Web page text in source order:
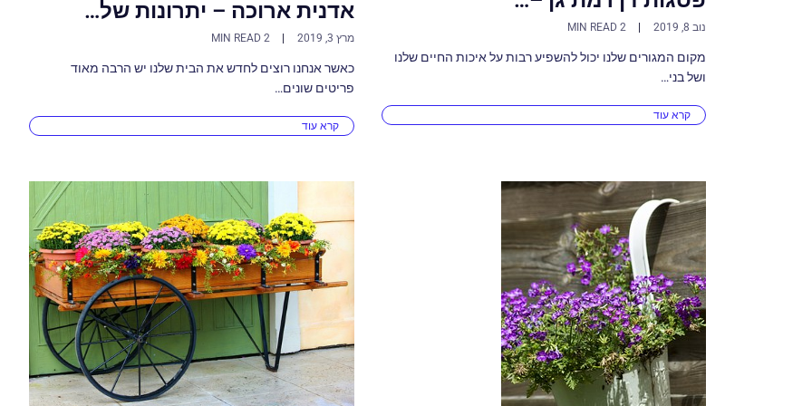
נוב 8, 2019 2 MIN READ
מקום המגורים שלנו יכול להשפיע רבות על איכות החיים שלנו
ושל בני…
קרא עוד
אדנית ארוכה – יתרונות של…
מרץ 3, 2019 2 MIN READ
כאשר אנחנו רוצים לחדש את הבית שלנו יש הרבה מאוד
פריטים שונים…
קרא עוד